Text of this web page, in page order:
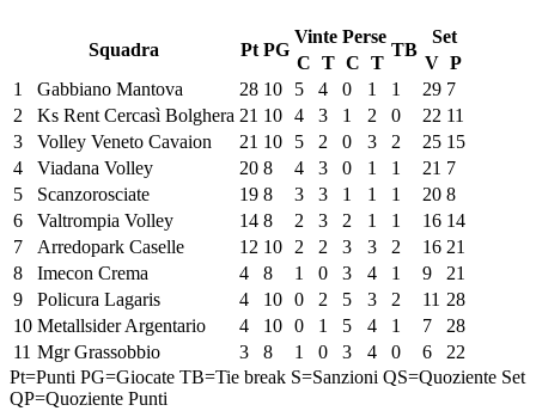
Squadra Pt PG
Vinte Perse
TB
Set
C T C T V P
1
Gabbiano Mantova 28 10 5 4 0 1 1 29 7
2
Ks Rent Cercasì Bolghera 21 10 4 3 1 2 0 22 11
3
Volley Veneto Cavaion 21 10 5 2 0 3 2 25 15
4
Viadana Volley 20 8 4 3 0 1 1 21 7
5
Scanzorosciate 19 8 3 3 1 1 1 20 8
6
Valtrompia Volley 14 8 2 3 2 1 1 16 14
7
Arredopark Caselle 12 10 2 2 3 3 2 16 21
8
Imecon Crema 4 8 1 0 3 4 1 9
21
9
Policura Lagaris 4 10 0 2 5 3 2 11 28
10 Metallsider Argentario 4 10 0 1 5 4 1 7
28
11 Mgr Grassobbio 3 8 1 0 3 4 0 6
22
Pt=Punti PG=Giocate TB=Tie break S=Sanzioni QS=Quoziente Set
QP=Quoziente Punti